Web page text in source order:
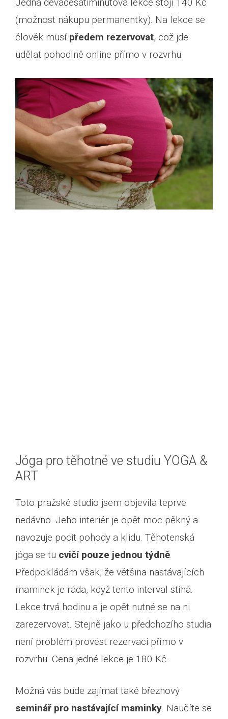
Jedna devadesátiminutová lekce stojí 140 Kč
(možnost nákupu permanentky). Na lekce se
člověk musí předem rezervovat, což jde
udělat pohodlně online přímo v rozvrhu.
Jóga pro těhotné ve studiu YOGA &
ART
Toto pražské studio jsem objevila teprve
nedávno. Jeho interiér je opět moc pěkný a
navozuje pocit pohody a klidu. Těhotenská
jóga se tu cvičí pouze jednou týdně.
Předpokládám však, že většina nastávajících
maminek je ráda, když tento interval stíhá.
Lekce trvá hodinu a je opět nutné se na ni
zarezervovat. Stejně jako u předchozího studia
není problém provést rezervaci přímo v
rozvrhu. Cena jedné lekce je 180 Kč.
Možná vás bude zajímat také březnový
seminář pro nastávající maminky. Naučíte se